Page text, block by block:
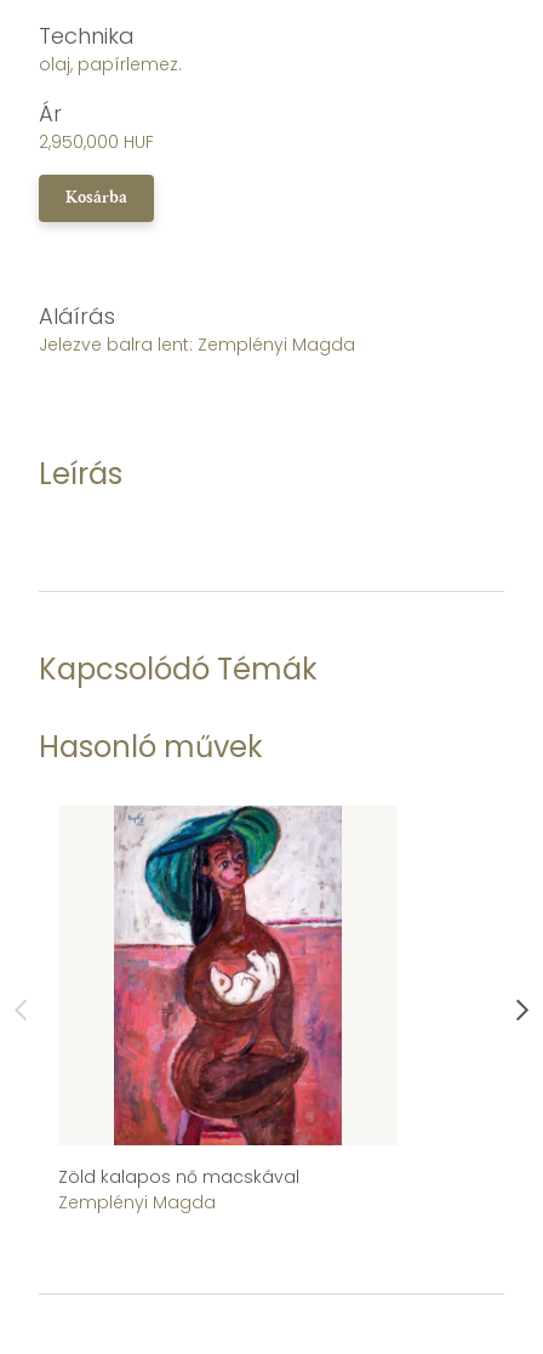
Technika
olaj, papírlemez.
Ár
2,950,000 HUF
Kosárba
Aláírás
Jelezve balra lent: Zemplényi Magda
Leírás
Kapcsolódó Témák
Hasonló művek
Zöld kalapos nő macskával
Zemplényi Magda